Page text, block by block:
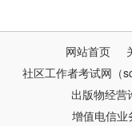
网站首页
社区工作者考试网（
出版物经营
增值电信业